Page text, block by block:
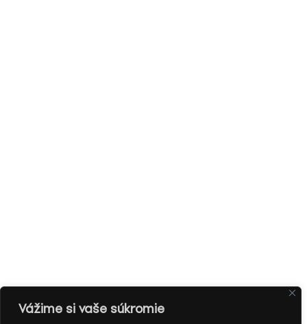
Vážime si vaše súkromie